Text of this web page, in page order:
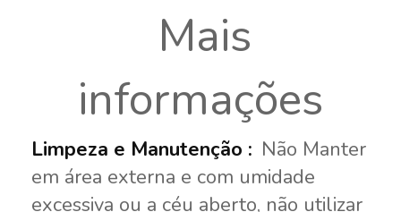
Mais
informações
Não Manter
em área externa e com umidade
excessiva ou a céu aberto, não utilizar